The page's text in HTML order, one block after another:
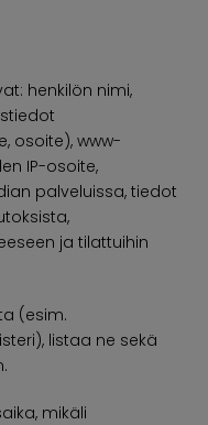
henkilön nimi,
osoite), www-
IP-osoite,
palveluissa, tiedot
ja tilattuihin
(esim.
listaa ne sekä
mikäli